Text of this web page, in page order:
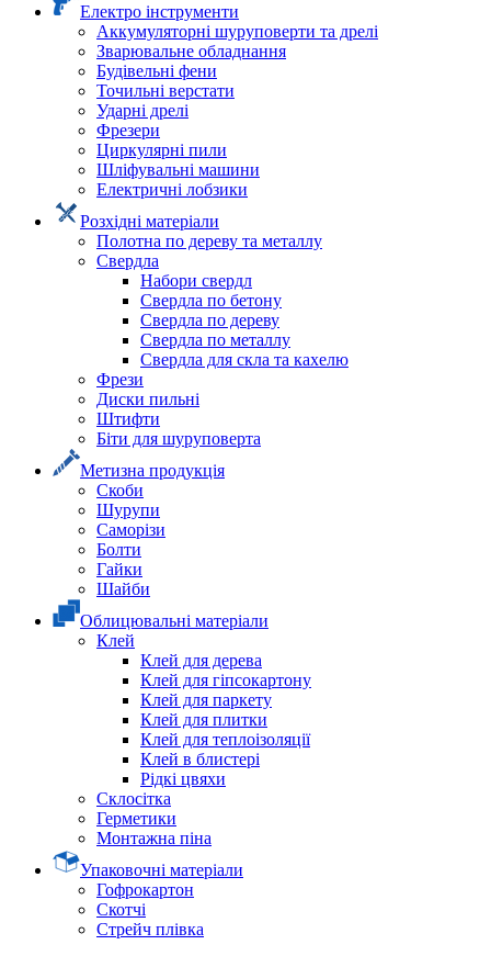
Електро інструменти
Аккумуляторні шуруповерти та дрелі
Зварювальне обладнання
Будівельні фени
Точильні верстати
Ударні дрелі
Фрезери
Циркулярні пили
Шліфувальні машини
Електричні лобзики
Розхідні матеріали
Полотна по дереву та металлу
Свердла
Набори свердл
Свердла по бетону
Свердла по дереву
Свердла по металлу
Свердла для скла та кахелю
Фрези
Диски пильні
Штифти
Біти для шуруповерта
Метизна продукція
Скоби
Шурупи
Саморізи
Болти
Гайки
Шайби
Облицювальні матеріали
Клей
Клей для дерева
Клей для гіпсокартону
Клей для паркету
Клей для плитки
Клей для теплоізоляції
Клей в блистері
Рідкі цвяхи
Склосітка
Герметики
Монтажна піна
Упаковочні матеріали
Гофрокартон
Скотчі
Стрейч плівка